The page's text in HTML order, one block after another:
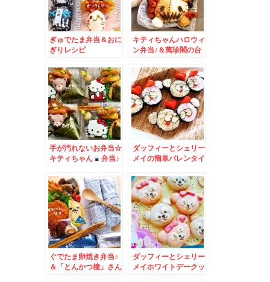
ぎゅでたま弁当＆おに
ぎりレシピ
キティちゃんハロウィ
ン弁当♪＆萬珍閣の台
ドアップしてる～
♪！！！！
手が汚れないお弁当☆
キティちゃん
弁当♪
パリドラ☆札幌スイー
ツ☆
ダッフィーとシェリー
メイの簡単バレンタイ
ぐでたま卵焼き弁当♪
＆「とんかつ檍」さん
ダッフィーとシェリー
メイホワイトデークッ